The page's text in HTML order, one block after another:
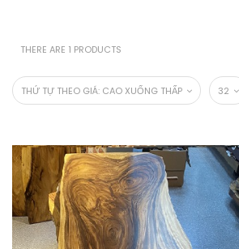
THERE ARE 1 PRODUCTS
THỨ TỰ THEO GIÁ: CAO XUỐNG THẤP 32